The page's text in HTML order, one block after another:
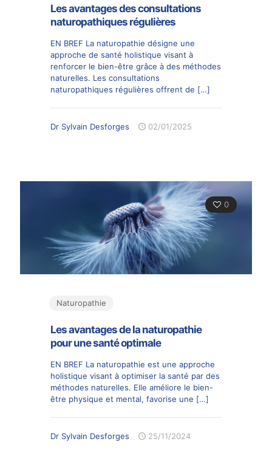
Les avantages des consultations
naturopathiques régulières
EN BREF La naturopathie désigne une
approche de santé holistique visant à
renforcer le bien-être grâce à des méthodes
naturelles. Les consultations
naturopathiques régulières offrent de […]
Dr Sylvain Desforges 02/01/2025
0
Naturopathie
Les avantages de la naturopathie
pour une santé optimale
EN BREF La naturopathie est une approche
holistique visant à optimiser la santé par des
méthodes naturelles. Elle améliore le bien-
être physique et mental, favorise une […]
Dr Sylvain Desforges 25/11/2024